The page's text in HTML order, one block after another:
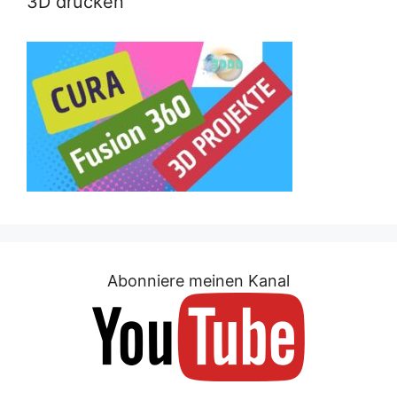
Abonniere meinen Kanal